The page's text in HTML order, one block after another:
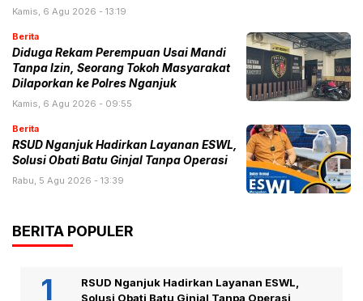
Kamis, 6 Agu 2026 - 13:19
Berita
Diduga Rekam Perempuan Usai Mandi
Tanpa Izin, Seorang Tokoh Masyarakat
Dilaporkan ke Polres Nganjuk
Kamis, 6 Agu 2026 - 09:55
Berita
RSUD Nganjuk Hadirkan Layanan ESWL,
Solusi Obati Batu Ginjal Tanpa Operasi
Rabu, 5 Agu 2026 - 13:39
BERITA POPULER
RSUD Nganjuk Hadirkan Layanan ESWL,
Solusi Obati Batu Ginjal Tanpa Operasi